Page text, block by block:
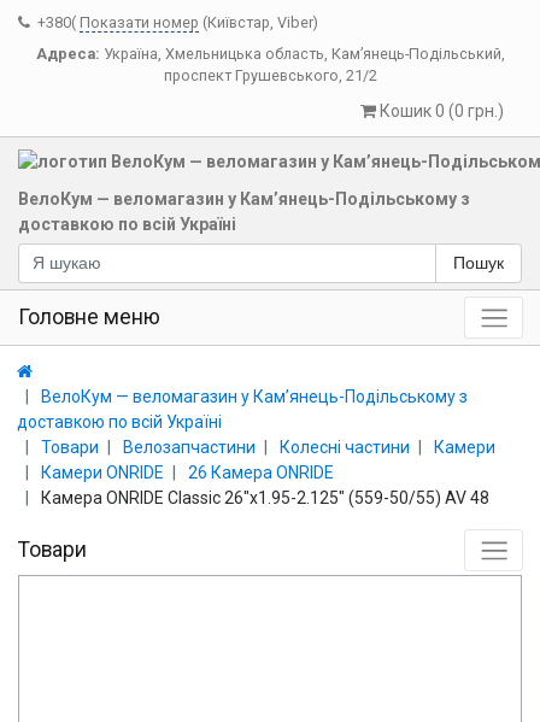
+380( Показати номер (Київстар, Viber)
Адреса: Україна, Хмельницька область, Кам’янець-Подільський,
проспект Грушевського, 21/2
Кошик 0 (0 грн.)
ВелоКум — веломагазин у Кам’янець-Подільському з
доставкою по всій Україні
Пошук
Головне меню
ВелоКум — веломагазин у Кам’янець-Подільському з
доставкою по всій Україні
Товари
Велозапчастини Колесні частини
Камери
Камери ONRIDE
26 Камера ONRIDE
Камера ONRIDE Classic 26"x1.95-2.125" (559-50/55) AV 48
Товари